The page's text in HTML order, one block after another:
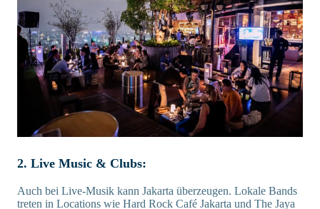
2. Live Music & Clubs:
Auch bei Live-Musik kann Jakarta überzeugen. Lokale Bands
treten in Locations wie Hard Rock Café Jakarta und The Jaya